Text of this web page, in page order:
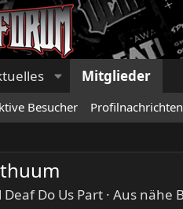
Mitglieder
Besucher Profilnachrichten
Deaf Do Us Part · Aus nähe